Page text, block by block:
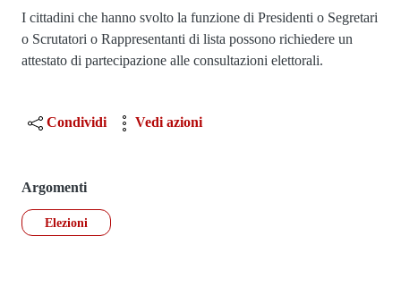
Dettagli
I cittadini che hanno svolto la funzione di Presidenti o Segretari
o Scrutatori o Rappresentanti di lista possono richiedere un
attestato di partecipazione alle consultazioni elettorali.
Condividi Vedi azioni
Argomenti
Elezioni